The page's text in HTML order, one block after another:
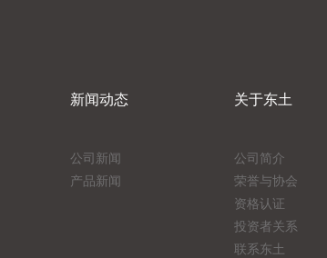
新闻动态
公司新闻
产品新闻
关于东土
公司简介
荣誉与协会
资格认证
投资者关系
联系东土